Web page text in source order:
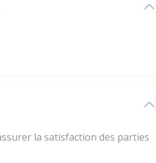
la satisfaction des parties